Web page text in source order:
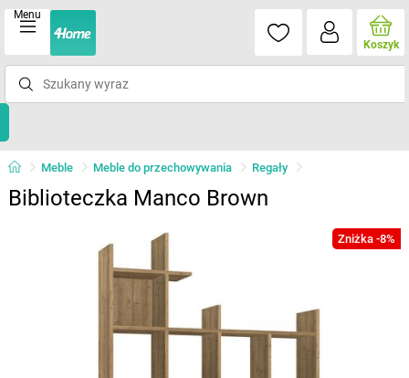
Menu
Koszyk
Meble Meble do przechowywania Regały
Biblioteczka Manco Brown
Zniżka -8%